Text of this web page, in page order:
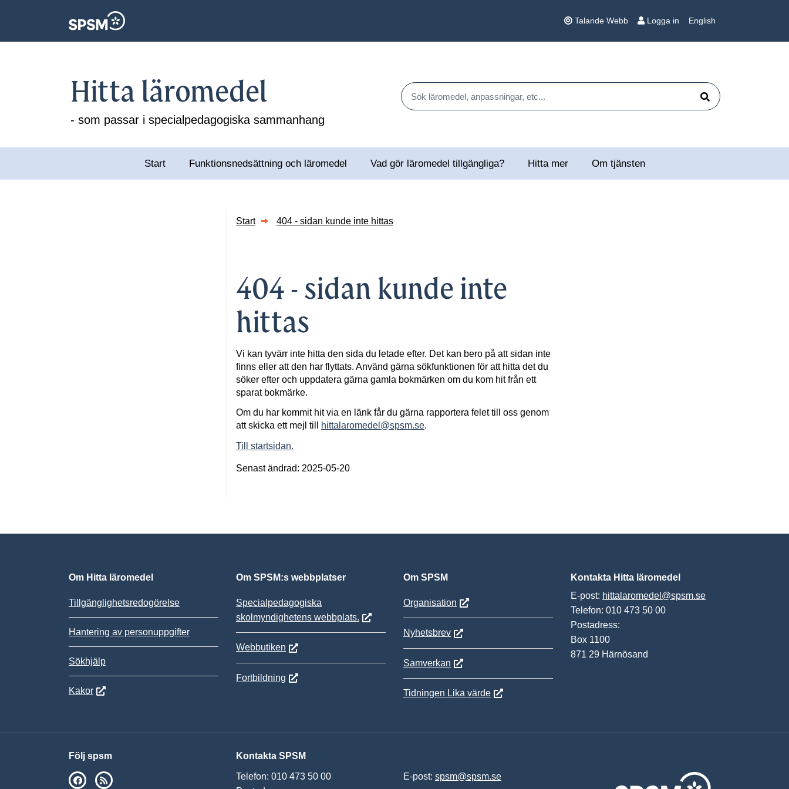
Talande Webb Logga in English
Hitta läromedel
- som passar i specialpedagogiska sammanhang
Sök läromedel, anpassningar, etc...
Sök
Start Funktionsnedsättning och läromedel Vad gör läromedel tillgängliga? Hitta mer Om tjänsten
Start 404 - sidan kunde inte hittas
404 - sidan kunde inte
hittas
Vi kan tyvärr inte hitta den sida du letade efter. Det kan bero på att sidan inte
finns eller att den har flyttats. Använd gärna sökfunktionen för att hitta det du
söker efter och uppdatera gärna gamla bokmärken om du kom hit från ett
sparat bokmärke.
Om du har kommit hit via en länk får du gärna rapportera felet till oss genom
att skicka ett mejl till
hittalaromedel@spsm.se.
Till startsidan.
Senast ändrad: 2025-05-20
Om Hitta läromedel
Tillgänglighetsredogörelse
Hantering av personuppgifter
Sökhjälp
Kakor
Om SPSM:s webbplatser
Specialpedagogiska
skolmyndighetens webbplats.
Webbutiken
Fortbildning
Om SPSM
Organisation
Nyhetsbrev
Samverkan
Tidningen Lika värde
Kontakta Hitta läromedel
E-post: hittalaromedel@spsm.se
Telefon: 010 473 50 00
Postadress:
Box 1100
871 29 Härnösand
Följ spsm
SPSM på Facebook
Kontakta SPSM
Telefon: 010 473 50 00
E-post: spsm@spsm.se